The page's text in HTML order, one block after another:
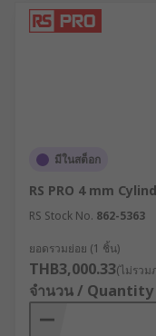
มีในสต็อก
RS PRO 4 mm
RS Stock No. 862-5363
ยอดรวมย่อย (1 ชิ้น)
THB3,000.33(ไม่รวม
จำนวน / Quantity